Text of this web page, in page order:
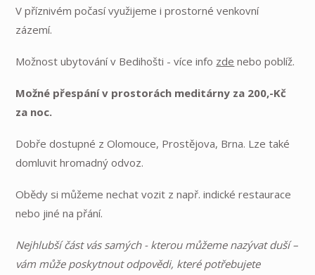
V příznivém počasí využijeme i prostorné venkovní
zázemí.
Možnost ubytování v Bedihošti - více info zde nebo poblíž.
Možné přespání v prostorách meditárny za 200,-Kč
za noc.
Dobře dostupné z Olomouce, Prostějova, Brna. Lze také
domluvit hromadný odvoz.
Obědy si můžeme nechat vozit z např. indické restaurace
nebo jiné na přání.
Nejhlubší část vás samých - kterou můžeme nazývat duší –
vám může poskytnout odpovědi, které potřebujete